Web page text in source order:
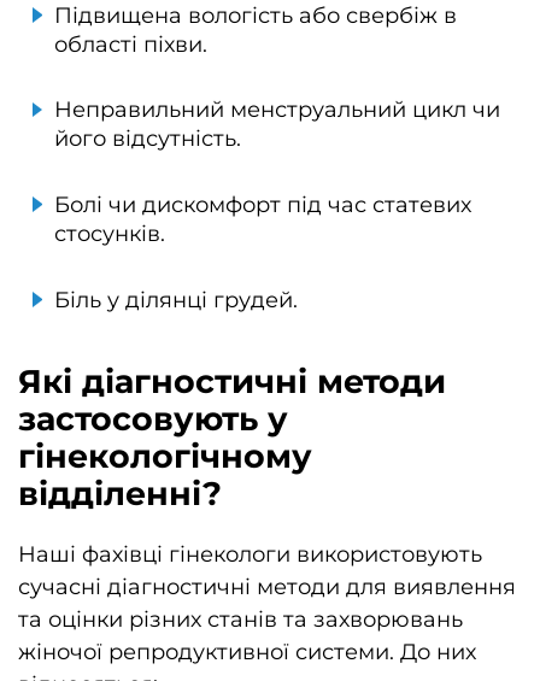
Підвищена вологість або свербіж в
області піхви.
Неправильний менструальний цикл чи
його відсутність.
Болі чи дискомфорт під час статевих
стосунків.
Біль у ділянці грудей.
Які діагностичні методи
застосовують у
гінекологічному
відділенні?
Наші фахівці гінекологи використовують
сучасні діагностичні методи для виявлення
та оцінки різних станів та захворювань
жіночої репродуктивної системи. До них